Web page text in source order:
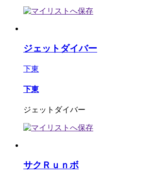
ジェットダイバー
下東
下東
ジェットダイバー
サクＲｕｎボ